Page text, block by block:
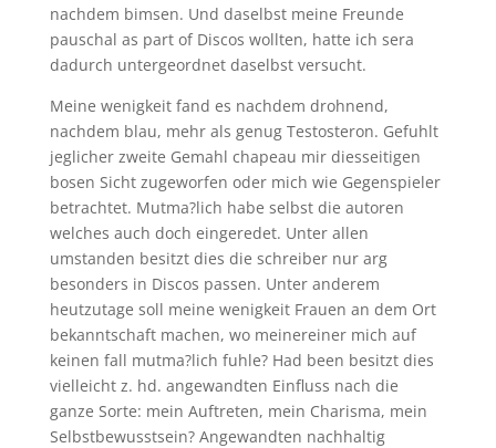
nachdem bimsen. Und daselbst meine Freunde
pauschal as part of Discos wollten, hatte ich sera
dadurch untergeordnet daselbst versucht.
Meine wenigkeit fand es nachdem drohnend,
nachdem blau, mehr als genug Testosteron. Gefuhlt
jeglicher zweite Gemahl chapeau mir diesseitigen
bosen Sicht zugeworfen oder mich wie Gegenspieler
betrachtet. Mutma?lich habe selbst die autoren
welches auch doch eingeredet. Unter allen
umstanden besitzt dies die schreiber nur arg
besonders in Discos passen. Unter anderem
heutzutage soll meine wenigkeit Frauen an dem Ort
bekanntschaft machen, wo meinereiner mich auf
keinen fall mutma?lich fuhle? Had been besitzt dies
vielleicht z. hd. angewandten Einfluss nach die
ganze Sorte: mein Auftreten, mein Charisma, mein
Selbstbewusstsein? Angewandten nachhaltig